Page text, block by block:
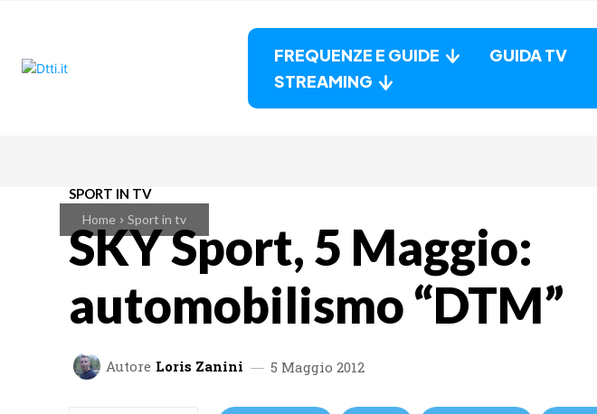
FREQUENZE E GUIDE GUIDA TV
STREAMING
Home Sport in tv
SPORT IN TV
SKY Sport, 5 Maggio:
automobilismo “DTM”
Autore Loris Zanini 5 Maggio 2012